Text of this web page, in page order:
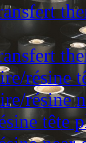
résine
résine
tête